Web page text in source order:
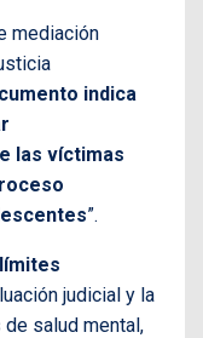
mediación
indica
las víctimas
”.
judicial y la
salud mental,